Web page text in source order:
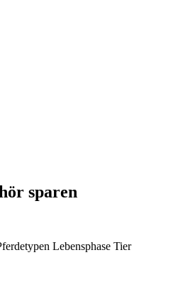
sparen
Lebensphase Tier